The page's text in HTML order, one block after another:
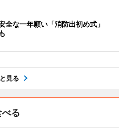
全な一年願い「消防出初め式」
見る
べる